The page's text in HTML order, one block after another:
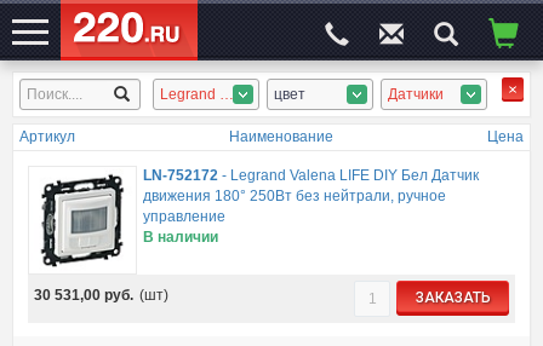
ЭЛЕКТРОСАЙТ№1 Legrand Valena LIFE цвет Датчики
Артикул Наименование Цена
LN-752172 - Legrand Valena LIFE DIY Бел Датчик
движения 180° 250Вт без нейтрали, ручное
управление
В наличии
30 531,00 руб. (шт) ЗАКАЗАТЬ